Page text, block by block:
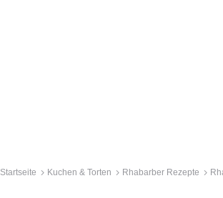
Startseite Kuchen & Torten Rhabarber Rezepte